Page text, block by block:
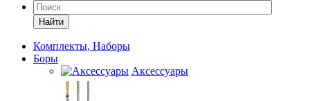
Найти
Комплекты, Наборы
Боры
Аксессуары